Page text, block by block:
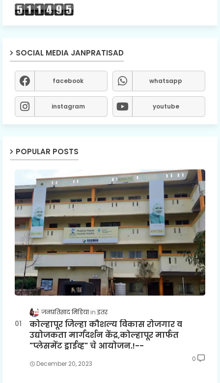
SOCIAL MEDIA JANPRATISAD
facebook whatsapp
instagram youtube
POPULAR POSTS
जनप्रतिसाद मिडिया इतर
कोल्हापूर जिल्हा कौशल्य विकास रोजगार व
उद्योजकता मार्गदर्शन केंद्र,कोल्हापूर मार्फत
"प्लेसमेंट ड्राईव्ह" चे आयोजन.!--
December 20, 2023
0